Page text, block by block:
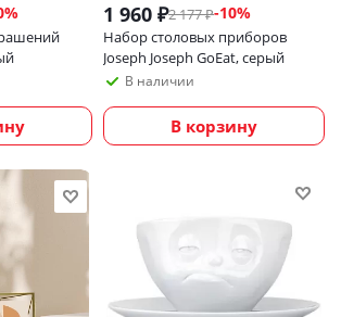
% 1 960 ₽2 177₽-10%
Набор столовых приборов
Joseph Joseph GoEat, серый
В наличии
В корзину